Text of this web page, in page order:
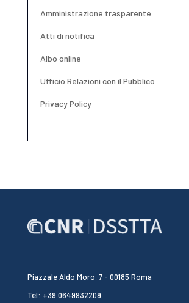
Amministrazione trasparente
Atti di notifica
Albo online
Ufficio Relazioni con il Pubblico
Privacy Policy
Piazzale Aldo Moro, 7 - 00185 Roma
Tel: +39 0649932209